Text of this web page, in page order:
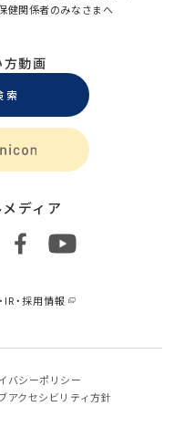
健関係者のみなさまへ
方動画
索
ディア
IR・採用情報
バシーポリシー
アクセシビリティ方針